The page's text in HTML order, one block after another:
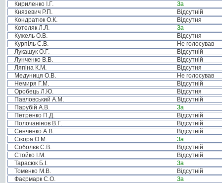
Кириленко І.Г.
За
Князевич Р.П.
Відсутній
Кондратюк О.К.
Відсутня
Котеляк Л.Л.
За
Кужель О.В.
Відсутня
Курпіль С.В.
Не голосував
Лукашук О.Г.
Відсутній
Лунченко В.В.
Відсутній
Ляпіна К.М.
Відсутня
Медуниця О.В.
Не голосував
Немиря Г.М.
Відсутній
Оробець Л.Ю.
Відсутня
Павловський А.М.
Відсутній
Парубій А.В.
За
Петренко П.Д.
Відсутній
Полочанінов В.Г.
Відсутній
Сенченко А.В.
Відсутній
Сікора О.М.
За
Соболєв С.В.
Відсутній
Стойко І.М.
Відсутній
Тарасюк Б.І.
За
Томенко М.В.
Відсутній
Фаєрмарк С.О.
За